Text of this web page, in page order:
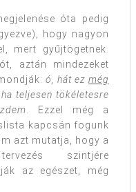
óta pedig
hogy nagyon
mert gyűjtögetnek.
aztán mindezeket
ó, hát ez még
teljesen tökéletesre
. Ezzel még a
kapcsán fogunk
azt mutatja, hogy a
szintjére
az egészet, még